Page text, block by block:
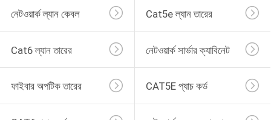
নেটওয়ার্ক ল্যান কেবল Cat5e ল্যান তারের
Cat6 ল্যান তারের নেটওয়ার্ক সার্ভার ক্যাবিনেট
ফাইবার অপটিক তারের CAT5E প্যাচ কর্ড